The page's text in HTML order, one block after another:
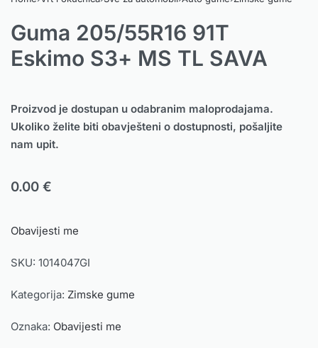
Guma 205/55R16 91T
Eskimo S3+ MS TL SAVA
Proizvod je dostupan u odabranim maloprodajama.
Ukoliko želite biti obavješteni o dostupnosti, pošaljite
nam upit.
0.00 €
Obavijesti me
SKU: 1014047GI
Kategorija: Zimske gume
Oznaka: Obavijesti me